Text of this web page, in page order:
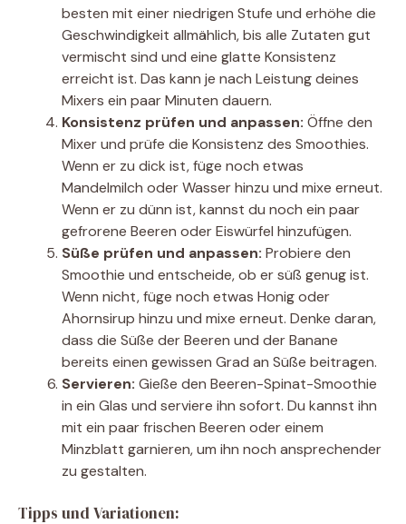
besten mit einer niedrigen Stufe und erhöhe die
Geschwindigkeit allmählich, bis alle Zutaten gut
vermischt sind und eine glatte Konsistenz
erreicht ist. Das kann je nach Leistung deines
Mixers ein paar Minuten dauern.
Konsistenz prüfen und anpassen: Öffne den
Mixer und prüfe die Konsistenz des Smoothies.
Wenn er zu dick ist, füge noch etwas
Mandelmilch oder Wasser hinzu und mixe erneut.
Wenn er zu dünn ist, kannst du noch ein paar
gefrorene Beeren oder Eiswürfel hinzufügen.
Süße prüfen und anpassen: Probiere den
Smoothie und entscheide, ob er süß genug ist.
Wenn nicht, füge noch etwas Honig oder
Ahornsirup hinzu und mixe erneut. Denke daran,
dass die Süße der Beeren und der Banane
bereits einen gewissen Grad an Süße beitragen.
Servieren: Gieße den Beeren-Spinat-Smoothie
in ein Glas und serviere ihn sofort. Du kannst ihn
mit ein paar frischen Beeren oder einem
Minzblatt garnieren, um ihn noch ansprechender
zu gestalten.
Tipps und Variationen: